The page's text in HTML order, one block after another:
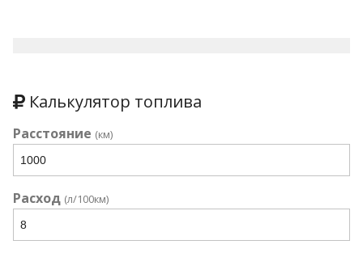
Калькулятор топлива
Расстояние (км)
Расход (л/100км)